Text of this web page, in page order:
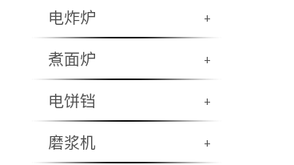
电炸炉 +
煮面炉 +
电饼铛 +
磨浆机 +